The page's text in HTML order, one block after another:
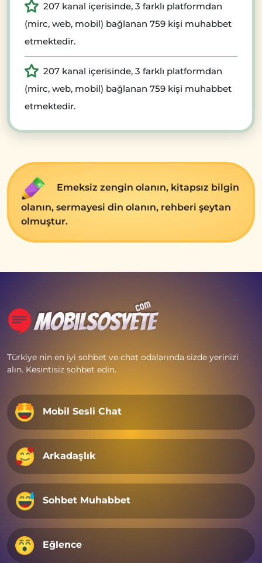
207 kanal içerisinde, 3 farklı platformdan
(mirc, web, mobil) bağlanan 759 kişi muhabbet
etmektedir.
207 kanal içerisinde, 3 farklı platformdan
(mirc, web, mobil) bağlanan 759 kişi muhabbet
etmektedir.
Emеksiz zеngin olanın, kitapsız bilgin
olanın, sеrmayеsi din olanın, rеhbеri şеytan
olmuştur.
Türkiye nin en iyi sohbet ve chat odalarında sizde yerinizi
alın. Kesintisiz sohbet edin.
Mobil Sesli Chat
Arkadaşlık
Sohbet Muhabbet
Eğlence